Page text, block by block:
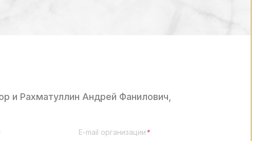
и Рахматуллин Андрей Фанилович,
E-mail организации*